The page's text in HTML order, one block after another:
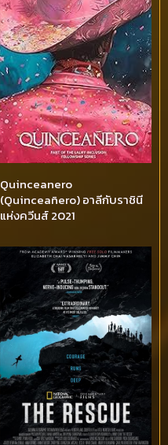
Quinceanero
(Quinceañero) อาลีกับราชินี
แห่งควีนส์ 2021